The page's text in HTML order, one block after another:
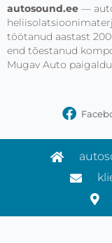
autosound.ee —
töötanud aastast
end tõestanud
Mugav Auto